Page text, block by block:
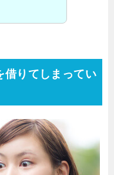
借りてしまってい